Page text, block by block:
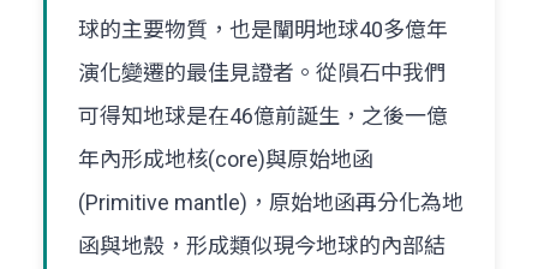
球的主要物質，也是闡明地球40多億年
演化變遷的最佳見證者。從隕石中我們
可得知地球是在46億前誕生，之後一億
年內形成地核(core)與原始地函
(Primitive mantle)，原始地函再分化為地
函與地殼，形成類似現今地球的內部結